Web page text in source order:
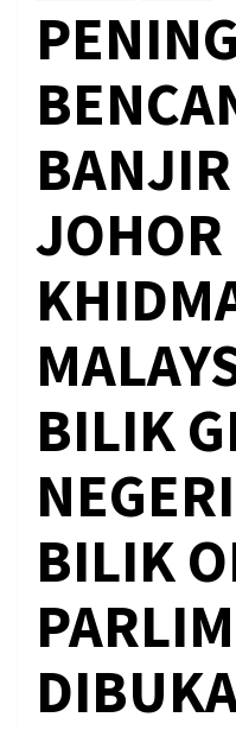
JOHOR
BILIK
BILIK